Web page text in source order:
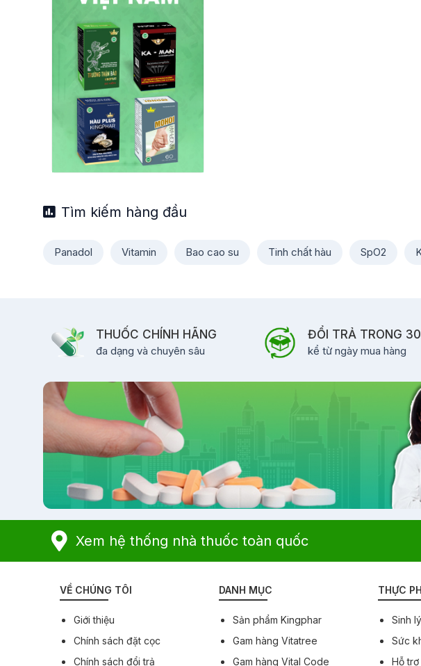
Tìm kiếm hàng đầu
Panadol Vitamin Bao cao su Tinh chất hàu SpO2
THUỐC CHÍNH HÃNG
đa dạng và chuyên sâu
ĐỔI TRẢ TRONG
kể từ ngày mua hàng
Xem hệ thống nhà thuốc toàn quốc
VỀ CHÚNG TÔI
Giới thiệu
Chính sách đặt cọc
Chính sách đổi trả
DANH MỤC
Sản phẩm Kingphar
Gam hàng Vitatree
Gam hàng Vital Code
THỰC
Sinh
Sức
Hỗ